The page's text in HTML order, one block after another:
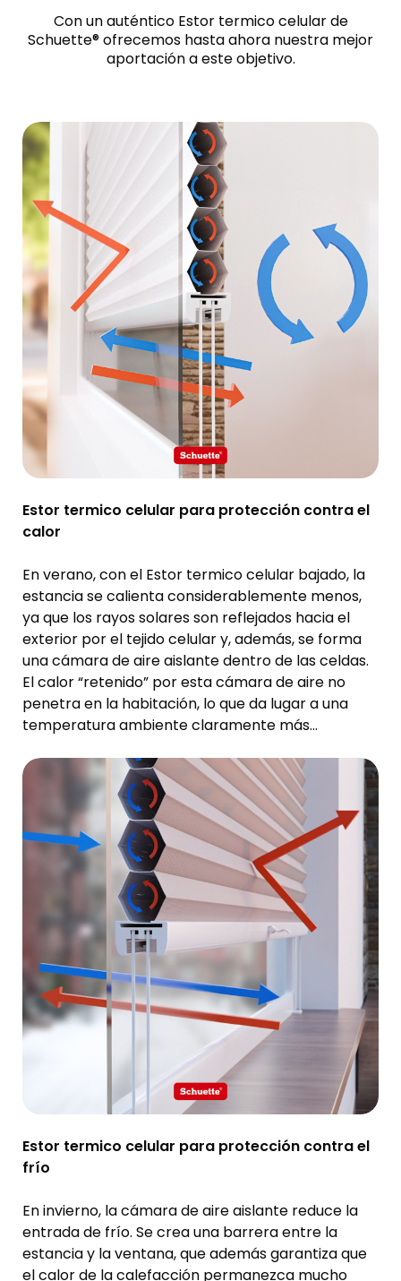
Con un auténtico Estor termico celular de
Schuette® ofrecemos hasta ahora nuestra mejor
aportación a este objetivo.
Estor termico celular para protección contra el
calor
En verano, con el Estor termico celular bajado, la
estancia se calienta considerablemente menos,
ya que los rayos solares son reflejados hacia el
exterior por el tejido celular y, además, se forma
una cámara de aire aislante dentro de las celdas.
El calor “retenido” por esta cámara de aire no
penetra en la habitación, lo que da lugar a una
temperatura ambiente claramente más
Estor termico celular para protección contra el
frío
En invierno, la cámara de aire aislante reduce la
entrada de frío. Se crea una barrera entre la
estancia y la ventana, que además garantiza que
el calor de la calefacción permanezca mucho